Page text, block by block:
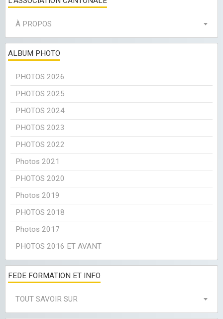
À PROPOS
ALBUM PHOTO
PHOTOS 2026
PHOTOS 2025
PHOTOS 2024
PHOTOS 2023
PHOTOS 2022
Photos 2021
PHOTOS 2020
Photos 2019
PHOTOS 2018
Photos 2017
PHOTOS 2016 ET AVANT
FEDE FORMATION ET INFO
TOUT SAVOIR SUR